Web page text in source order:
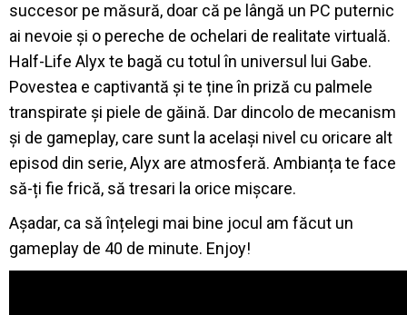
succesor pe măsură, doar că pe lângă un PC puternic
ai nevoie și o pereche de ochelari de realitate virtuală.
Half-Life Alyx te bagă cu totul în universul lui Gabe.
Povestea e captivantă și te ține în priză cu palmele
transpirate și piele de găină. Dar dincolo de mecanism
și de gameplay, care sunt la același nivel cu oricare alt
episod din serie, Alyx are atmosferă. Ambianța te face
să-ți fie frică, să tresari la orice mișcare.
Așadar, ca să înțelegi mai bine jocul am făcut un
gameplay de 40 de minute. Enjoy!